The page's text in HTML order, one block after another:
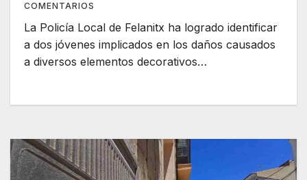
COMENTARIOS
La Policía Local de Felanitx ha logrado identificar
a dos jóvenes implicados en los daños causados
a diversos elementos decorativos…